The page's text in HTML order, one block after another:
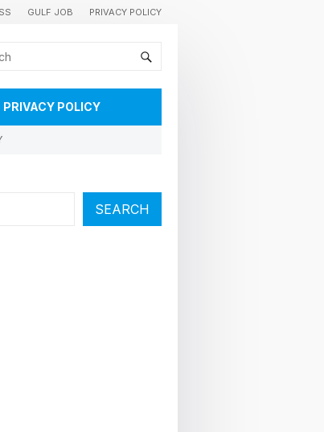
GULF JOB PRIVACY POLICY
PRIVACY POLICY
SEARCH